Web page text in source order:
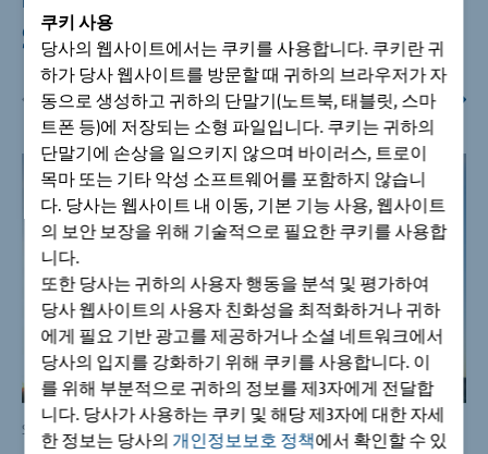
쿠키 사용
당사의 웹사이트에서는 쿠키를 사용합니다. 쿠키란 귀
하가 당사 웹사이트를 방문할 때 귀하의 브라우저가 자
동으로 생성하고 귀하의 단말기(노트북, 태블릿, 스마
트폰 등)에 저장되는 소형 파일입니다. 쿠키는 귀하의
단말기에 손상을 일으키지 않으며 바이러스, 트로이
목마 또는 기타 악성 소프트웨어를 포함하지 않습니
다. 당사는 웹사이트 내 이동, 기본 기능 사용, 웹사이트
의 보안 보장을 위해 기술적으로 필요한 쿠키를 사용합
니다.
또한 당사는 귀하의 사용자 행동을 분석 및 평가하여
당사 웹사이트의 사용자 친화성을 최적화하거나 귀하
에게 필요 기반 광고를 제공하거나 소셜 네트워크에서
당사의 입지를 강화하기 위해 쿠키를 사용합니다. 이
를 위해 부분적으로 귀하의 정보를 제3자에게 전달합
니다. 당사가 사용하는 쿠키 및 해당 제3자에 대한 자세
한 정보는 당사의 개인정보보호 정책에서 확인할 수 있
자료실
시공사례
회사
고객지원
Silicon Valley
1 / 8
Source: Stiftung Skolkowo, © BERNASKONI